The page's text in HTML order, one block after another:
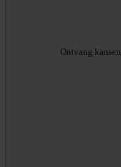
Ontvang kansen